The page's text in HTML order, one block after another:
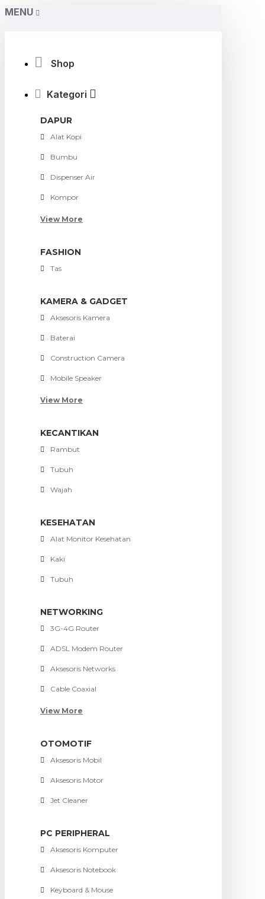
MENU
Shop
Kategori
DAPUR
Alat Kopi
Bumbu
Dispenser Air
Kompor
View More
FASHION
Tas
KAMERA & GADGET
Aksesoris Kamera
Baterai
Construction Camera
Mobile Speaker
View More
KECANTIKAN
Rambut
Tubuh
Wajah
KESEHATAN
Alat Monitor Kesehatan
Kaki
Tubuh
NETWORKING
3G-4G Router
ADSL Modem Router
Aksesoris Networks
Cable Coaxial
View More
OTOMOTIF
Aksesoris Mobil
Aksesoris Motor
Jet Cleaner
PC PERIPHERAL
Aksesoris Komputer
Aksesoris Notebook
Keyboard & Mouse